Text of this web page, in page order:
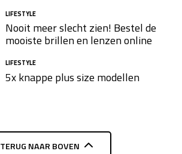
LIFESTYLE
Nooit meer slecht zien! Bestel de
mooiste brillen en lenzen online
LIFESTYLE
5x knappe plus size modellen​
TERUG NAAR BOVEN